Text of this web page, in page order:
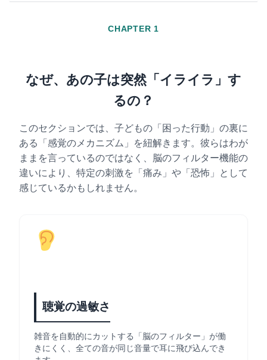
CHAPTER 1
なぜ、あの子は突然「イライラ」す
るの？
このセクションでは、子どもの「困った行動」の裏に
ある「感覚のメカニズム」を紐解きます。彼らはわが
ままを言っているのではなく、脳のフィルター機能の
違いにより、特定の刺激を「痛み」や「恐怖」として
感じているかもしれません。
聴覚の過敏さ
雑音を自動的にカットする「脳のフィルター」が働
きにくく、全ての音が同じ音量で耳に飛び込んでき